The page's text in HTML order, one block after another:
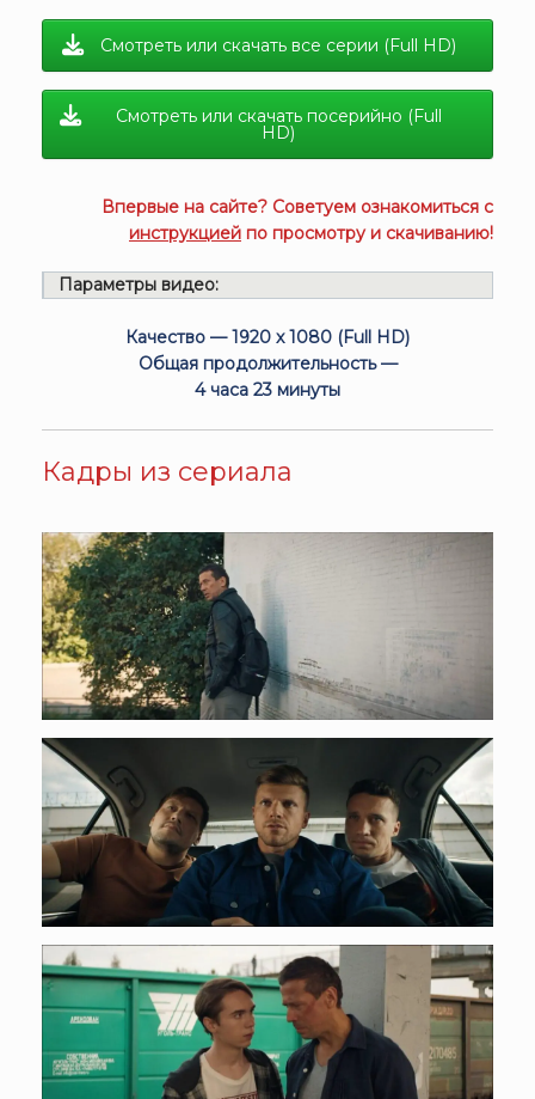
Смотреть или скачать все серии (Full HD)
Смотреть или скачать посерийно (Full
HD)
Впервые на сайте? Советуем ознакомиться с
инструкцией по просмотру и скачиванию!
Параметры видео:
Качество — 1920 x 1080 (Full HD)
Общая продолжительность —
4 часа 23 минуты
Кадры из сериала